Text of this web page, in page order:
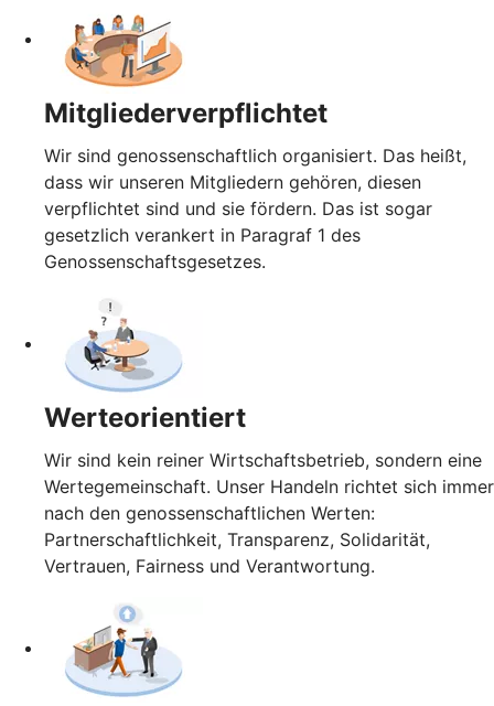
Mitgliederverpflichtet
Wir sind genossenschaftlich organisiert. Das heißt,
dass wir unseren Mitgliedern gehören, diesen
verpflichtet sind und sie fördern. Das ist sogar
gesetzlich verankert in Paragraf 1 des
Genossenschaftsgesetzes.
Werteorientiert
Wir sind kein reiner Wirtschaftsbetrieb, sondern eine
Wertegemeinschaft. Unser Handeln richtet sich immer
nach den genossenschaftlichen Werten:
Partnerschaftlichkeit, Transparenz, Solidarität,
Vertrauen, Fairness und Verantwortung.